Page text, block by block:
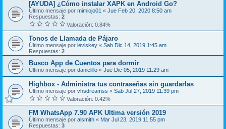
[AYUDA] ¿Cómo instalar XAPK en Android Go?
Último mensaje por mimiojo01 « Jue Feb 20, 2020 8:50 am
Respuestas: 2
Valoración: 0.84%
Tonos de Llamada de Pájaro
Último mensaje por leviskey « Sab Dic 14, 2019 1:45 am
Respuestas: 2
Busco App de Cuentos para dormir
Último mensaje por danielillo « Jue Dic 05, 2019 11:29 am
Highbox - Administra tus contraseñas sin guardarlas
Último mensaje por vhsdreamss « Sab Jul 27, 2019 11:39 pm
Valoración: 0.42%
FM WhatsApp 7.90 APK Ultima versión 2019
Último mensaje por alsmith « Mar Jul 23, 2019 11:55 pm
Respuestas: 3